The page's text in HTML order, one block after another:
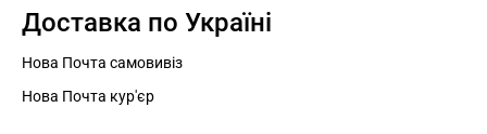
Доставка по Україні
Нова Почта самовивіз
Нова Почта кур'єр